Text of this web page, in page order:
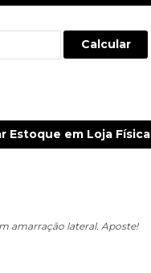
Calcular
Estoque em Loja Física
amarração lateral. Aposte!